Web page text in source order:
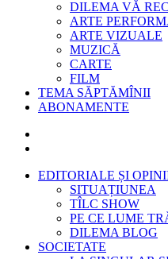
DILEMA VĂ
ARTE
ARTE VIZUALE
MUZICĂ
CARTE
FILM
TEMA SĂPTĂMÎNII
ABONAMENTE
EDITORIALE ȘI
SITUAȚIUNEA
TÎLC SHOW
PE CE LUME
DILEMA BLOG
SOCIETATE